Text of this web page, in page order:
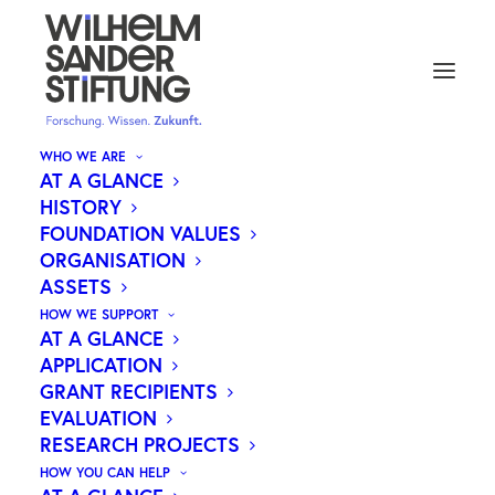
WHO WE ARE
AT A GLANCE
HISTORY
FOUNDATION VALUES
ORGANISATION
ASSETS
HOW WE SUPPORT
AT A GLANCE
APPLICATION
GRANT RECIPIENTS
EVALUATION
RESEARCH PROJECTS
HOW YOU CAN HELP
NEUE ERKENNTNISSE ZU
THERAPIERESISTENTEN
KINDLICHEN HIRNTUMOREN
Embryonale Tumoren mit mehrreihigen Rosetten
(ETMR) gehören zu den seltensten und